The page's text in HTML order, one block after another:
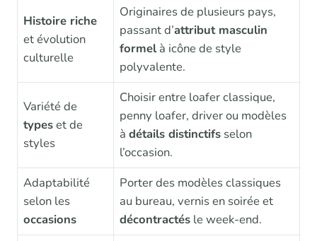
Histoire riche
et évolution
culturelle
Originaires de plusieurs pays,
passant d’attribut masculin
formelà icône de style
polyvalente.
Variété de
typeset de
styles
Choisir entre loafer classique,
penny loafer, driver ou modèles
à détails distinctifs selon
l’occasion.
Adaptabilité
selon les
occasions
Porter des modèles classiques
au bureau, vernis en soirée et
décontractés le week-end.